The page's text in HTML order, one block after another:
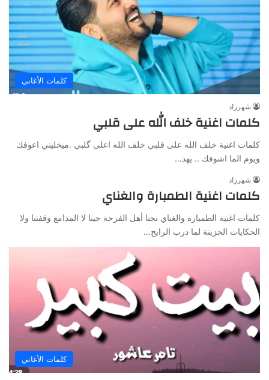
كلمات الأغاني
شهرزاد
كلمات اغنية خلف الله على قلبي
كلمات اغنية خلف الله على قلبي خلف الله اعلى گلبي .ميخليني اعوفك
ويوم الما اشوفك .. يهد…
شهرزاد
كلمات اغنية الطمبارة والغناي
كلمات اغنية الطمبارة والغناي نحنا أهل الفرحة جينا لا المدامع وقفتنا ولا
الحكايات الحزينة لما درب الرايح…
كلمات الأغاني